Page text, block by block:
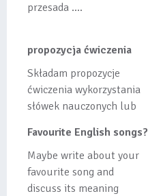
przesada ....
propozycja ćwiczenia
Składam propozycje
ćwiczenia wykorzystania
słówek nauczonych lub
tez ze wszys...
Favourite English songs?
Maybe write about your
favourite song and
discuss its meaning